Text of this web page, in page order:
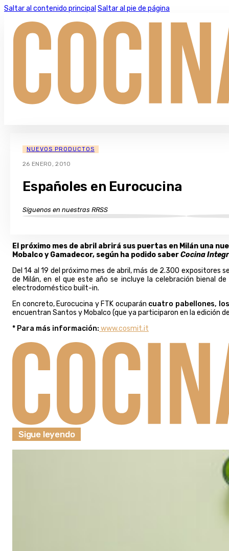
Saltar al contenido principal Saltar al pie de página
NUEVOS PRODUCTOS
26 ENERO, 2010
Españoles en Eurocucina
Síguenos en nuestras RRSS
El próximo mes de abril abrirá sus puertas en Milán una
Mobalco y Gamadecor, según ha podido saberCocina
Del 14 al 19 del próximo mes de abril, más de 2.300 expositores
de Milán, en el que este año se incluye la celebración bienal
electrodoméstico built-in.
En concreto, Eurocucina y FTK ocuparán cuatro pabellones, los
encuentran Santos y Mobalco (que ya participaron en la edición
* Para más información: www.cosmit.it
Sigue leyendo